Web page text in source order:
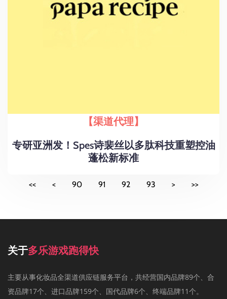
【渠道代理】
专研亚洲发！Spes诗裴丝以多肽科技重塑控油
蓬松新标准
<< < 90 91 92 93 > >>
关于多乐游戏跑得快
主要从事化妆品全渠道供应链服务平台，共经营国内品牌89个、合
资品牌17个、进口品牌159个、国代品牌6个、终端品牌11个。